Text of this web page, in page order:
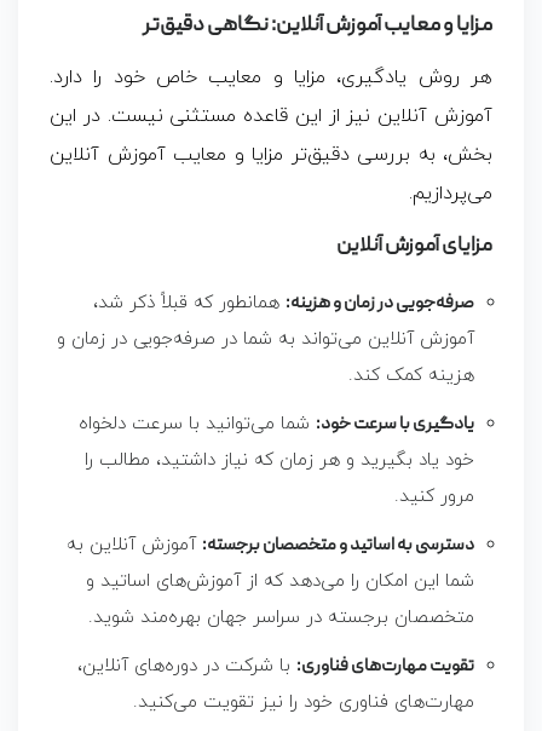
مزایا و معایب آموزش آنلاین: نگاهی دقیق‌تر
هر روش یادگیری، مزایا و معایب خاص خود را دارد.
آموزش آنلاین نیز از این قاعده مستثنی نیست. در این
بخش، به بررسی دقیق‌تر مزایا و معایب آموزش آنلاین
می‌پردازیم.
مزایای آموزش آنلاین
صرفه‌جویی در زمان و هزینه: همانطور که قبلاً ذکر شد،
آموزش آنلاین می‌تواند به شما در صرفه‌جویی در زمان و
هزینه کمک کند.
یادگیری با سرعت خود: شما می‌توانید با سرعت دلخواه
خود یاد بگیرید و هر زمان که نیاز داشتید، مطالب را
مرور کنید.
دسترسی به اساتید و متخصصان برجسته: آموزش آنلاین به
شما این امکان را می‌دهد که از آموزش‌های اساتید و
متخصصان برجسته در سراسر جهان بهره‌مند شوید.
تقویت مهارت‌های فناوری: با شرکت در دوره‌های آنلاین،
مهارت‌های فناوری خود را نیز تقویت می‌کنید.